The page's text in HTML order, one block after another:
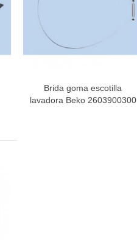
Vista rápida
Brida goma escotilla
lavadora Beko 2603900300